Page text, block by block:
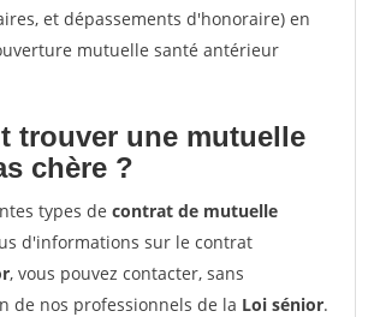
et dépassements d'honoraire) en
mutuelle santé antérieur
trouver une mutuelle
chère ?
types de contrat de mutuelle
d'informations sur le contrat
, vous pouvez contacter, sans
de nos professionnels de la Loi sénior.